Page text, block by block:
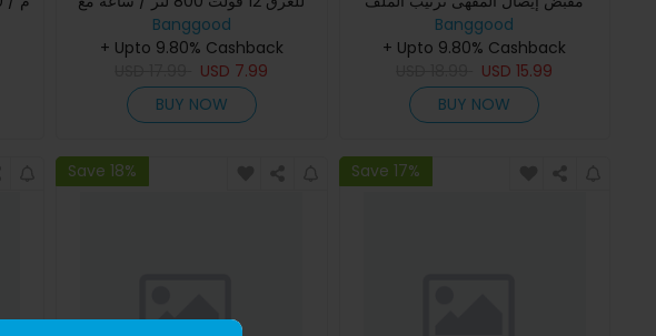
محرك بدون فرش شمسي
Banggood
+ Upto 9.80% Cashback
USD 7.99
BUY NOW
حامل الشريط المنظم رسالة قبضة بيل
Banggood
+ Upto 9.80% Cashback
USD15.99
BUY NOW
Save 18% Save 17%